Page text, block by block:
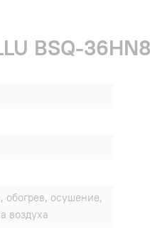
BSQ-
обогрев, осушение,
воздуха